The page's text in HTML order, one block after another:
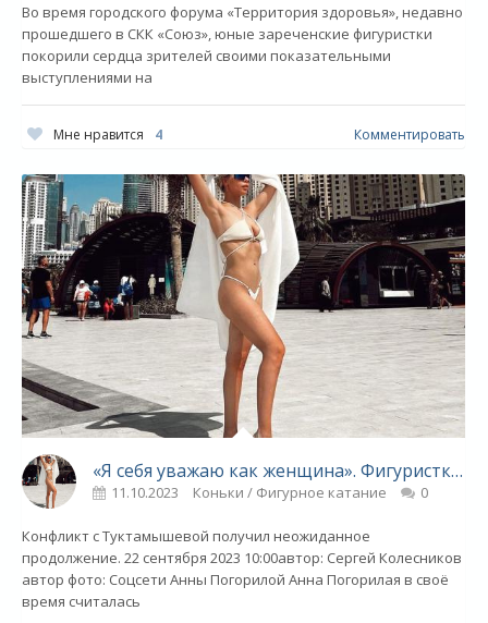
Во время городского форума «Территория здоровья», недавно
прошедшего в СКК «Союз», юные зареченские фигуристки
покорили сердца зрителей своими показательными
выступлениями на
Мне нравится 4 Комментировать
«Я себя уважаю как женщина». Фигуристку сборной России затравили за откровенное фото - «Фигурное катание»
11.10.2023 Коньки / Фигурное катание 0
Конфликт с Туктамышевой получил неожиданное
продолжение. 22 сентября 2023 10:00автор: Сергей Колесников
автор фото: Соцсети Анны Погорилой Анна Погорилая в своё
время считалась